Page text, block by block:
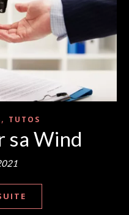
, TUTOS
sa Wind